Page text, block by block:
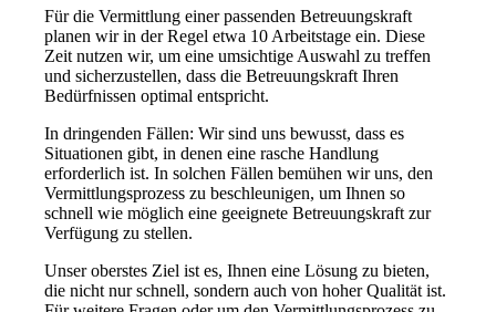
Für die Vermittlung einer passenden Betreuungskraft
planen wir in der Regel etwa 10 Arbeitstage ein. Diese
Zeit nutzen wir, um eine umsichtige Auswahl zu treffen
und sicherzustellen, dass die Betreuungskraft Ihren
Bedürfnissen optimal entspricht.
In dringenden Fällen: Wir sind uns bewusst, dass es
Situationen gibt, in denen eine rasche Handlung
erforderlich ist. In solchen Fällen bemühen wir uns, den
Vermittlungsprozess zu beschleunigen, um Ihnen so
schnell wie möglich eine geeignete Betreuungskraft zur
Verfügung zu stellen.
Unser oberstes Ziel ist es, Ihnen eine Lösung zu bieten,
die nicht nur schnell, sondern auch von hoher Qualität ist.